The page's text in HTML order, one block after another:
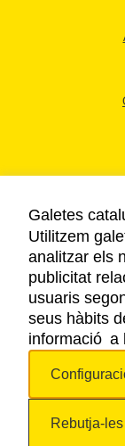
Galetes
Utilitzem
analitzar els
publicitat
usuaris
seus hàbits
informació a
Rebutja-